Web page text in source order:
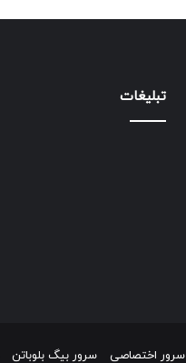
تبلیغات
سرور اختصاصی سرور بیگ بلوباتن